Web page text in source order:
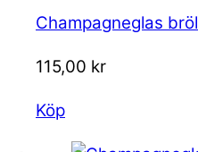
Champagneglas
115,00 kr
Köp